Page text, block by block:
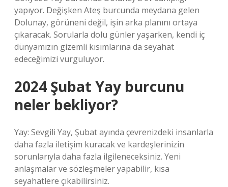
yapıyor. Değişken Ateş burcunda meydana gelen
Dolunay, görüneni değil, işin arka planını ortaya
çıkaracak. Sorularla dolu günler yaşarken, kendi iç
dünyamızın gizemli kısımlarına da seyahat
edeceğimizi vurguluyor.
2024 Şubat Yay burcunu
neler bekliyor?
Yay: Sevgili Yay, Şubat ayında çevrenizdeki insanlarla
daha fazla iletişim kuracak ve kardeşlerinizin
sorunlarıyla daha fazla ilgileneceksiniz. Yeni
anlaşmalar ve sözleşmeler yapabilir, kısa
seyahatlere çıkabilirsiniz.